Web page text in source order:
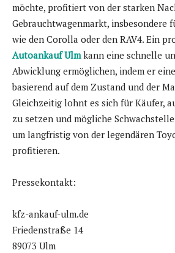
möchte, profitiert von der starken
Gebrauchtwagenmarkt, insbesondere
wie den Corolla oder den RAV4. Ein
Autoankauf Ulm kann eine schnelle
Abwicklung ermöglichen, indem er
basierend auf dem Zustand und der
Gleichzeitig lohnt es sich für Käufer,
zu setzen und mögliche
um langfristig von der legendären
profitieren.
Pressekontakt:
kfz-ankauf-ulm.de
Friedenstraße 14
89073 Ulm